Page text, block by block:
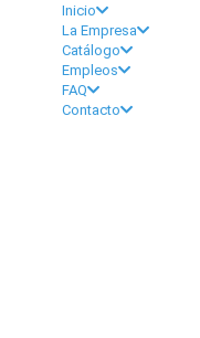
Inicio
La Empresa
Catálogo
Empleos
FAQ
Contacto